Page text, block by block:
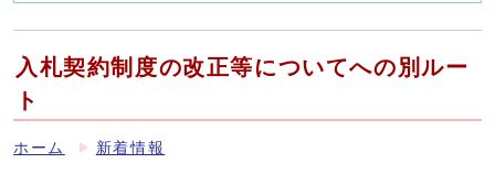
入札契約制度の改正等についてへの別ルー
ト
ホーム 新着情報